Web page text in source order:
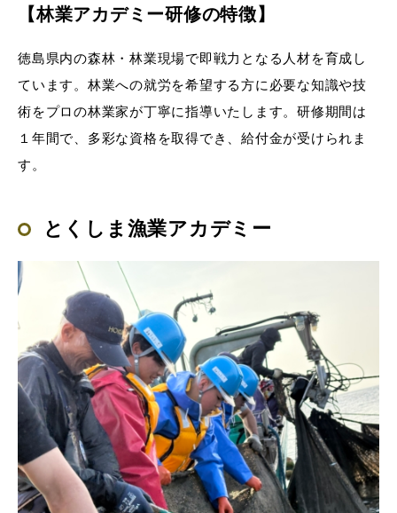
【林業アカデミー研修の特徴】
徳島県内の森林・林業現場で即戦力となる人材を育成し
ています。林業への就労を希望する方に必要な知識や技
術をプロの林業家が丁寧に指導いたします。研修期間は
１年間で、多彩な資格を取得でき、給付金が受けられま
す。
とくしま漁業アカデミー